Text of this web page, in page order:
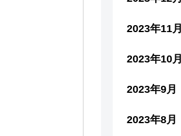
2023年11月
2023年10月
2023年9月
2023年8月